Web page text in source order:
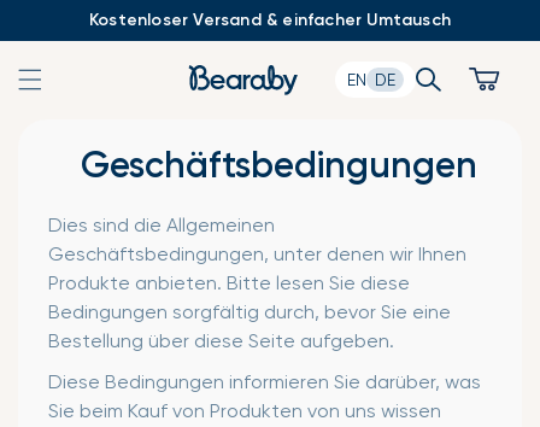
Kostenloser Versand & einfacher Umtausch
EN DE Search Cart
Geschäftsbedingungen
Dies sind die Allgemeinen
Geschäftsbedingungen, unter denen wir Ihnen
Produkte anbieten. Bitte lesen Sie diese
Bedingungen sorgfältig durch, bevor Sie eine
Bestellung über diese Seite aufgeben.
Diese Bedingungen informieren Sie darüber, was
Sie beim Kauf von Produkten von uns wissen